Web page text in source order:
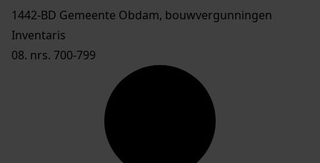
1442-BD Gemeente Obdam, bouwvergunningen
Inventaris
08. nrs. 700-799